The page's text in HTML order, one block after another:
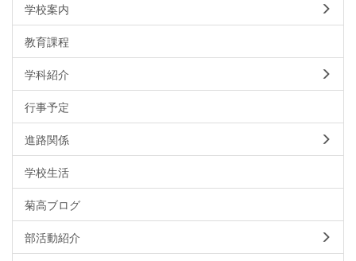
学校案内
教育課程
学科紹介
行事予定
進路関係
学校生活
菊高ブログ
部活動紹介